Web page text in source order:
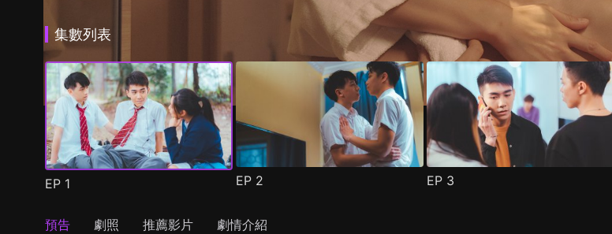
集數列表
EP 1 EP 2 EP 3
預告 劇照 推薦影片 劇情介紹